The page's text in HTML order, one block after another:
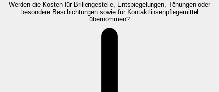
Werden die Kosten für Brillengestelle, Entspiegelungen, Tönungen oder
besondere Beschichtungen sowie für Kontaktlinsenpflegemittel
übernommen?